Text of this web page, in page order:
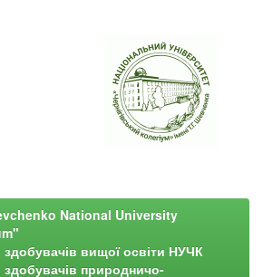
National University
здобувачів вищої освіти НУЧК
здобувачів природничо-